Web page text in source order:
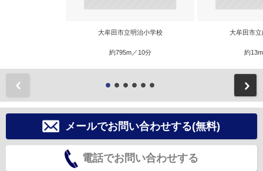
大牟田市立明治小学校
約795m／10分
大牟田市
約
メールでお問い合わせする(無料)
電話でお問い合わせする